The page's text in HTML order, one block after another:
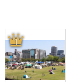
1